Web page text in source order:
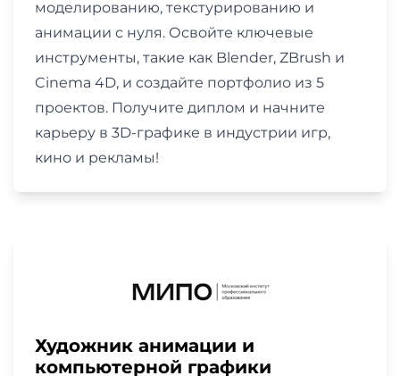
моделированию, текстурированию и
анимации с нуля. Освойте ключевые
инструменты, такие как Blender, ZBrush и
Cinema 4D, и создайте портфолио из 5
проектов. Получите диплом и начните
карьеру в 3D-графике в индустрии игр,
кино и рекламы!
Художник анимации и
компьютерной графики